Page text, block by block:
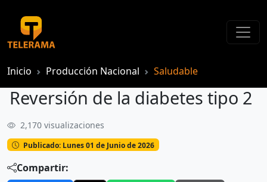
Inicio Producción Nacional Saludable
Reversión de la diabetes tipo 2
Reversión de la diabetes tipo 2
2,170 visualizaciones
Publicado: Lunes 01 de Junio de 2026
Compartir: